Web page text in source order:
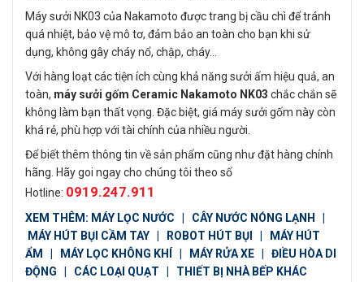
Máy sưởi NK03 của Nakamoto được trang bị cầu chì để tránh
quá nhiệt, bảo vệ mô tơ, đảm bảo an toàn cho bạn khi sử
dụng, không gây cháy nổ, chập, cháy…
Với hàng loạt các tiện ích cùng khả năng sưởi ấm hiệu quả, an
toàn, máy sưởi gốm Ceramic Nakamoto NK03 chắc chắn sẽ
không làm bạn thất vọng. Đặc biệt, giá máy sưởi gốm này còn
khá rẻ, phù hợp với tài chính của nhiều người.
Để biết thêm thông tin về sản phẩm cũng như đặt hàng chính
hãng. Hãy goi ngay cho chúng tôi theo số
Hotline: 0919.247.911
XEM THÊM: MÁY LỌC NƯỚC | CÂY NƯỚC NÓNG LẠNH
|
MÁY HÚT BỤI CẦM TAY | ROBOT HÚT BỤI | MÁY HÚT
ẨM
| MÁY LỌC KHÔNG KHÍ | MÁY RỬA XE | ĐIỀU HÒA DI
ĐỘNG | CÁC LOẠI QUẠT | THIẾT BỊ NHÀ BẾP KHÁC